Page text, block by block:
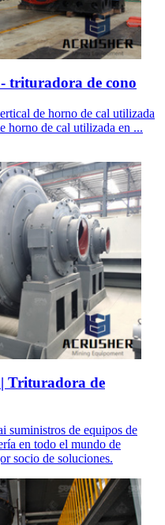
trituradora de cono
de horno de cal utilizada
horno de cal utilizada en ...
Trituradora de
suministros de equipos de
en todo el mundo de
socio de soluciones.